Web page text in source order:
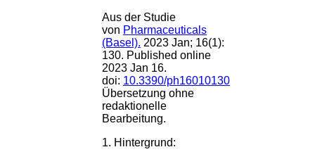
Aus der Studie
von Pharmaceuticals
(Basel). 2023 Jan; 16(1):
130. Published online
2023 Jan 16.
doi: 10.3390/ph16010130
Übersetzung ohne
redaktionelle
Bearbeitung.
1. Hintergrund: